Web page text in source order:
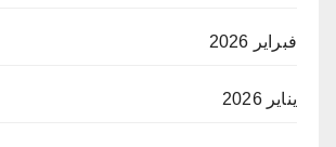
فبراير 2026
يناير 2026